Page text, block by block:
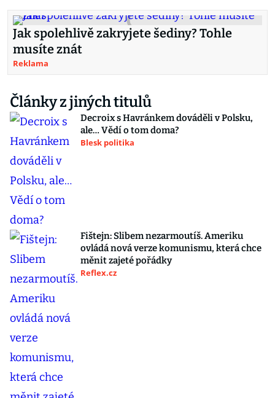
Jak spolehlivě zakryjete šediny? Tohle
musíte znát
Reklama
Články z jiných titulů
Decroix s Havránkem dováděli v Polsku,
ale… Vědí o tom doma?
Blesk politika
Fištejn: Slibem nezarmoutíš. Ameriku
ovládá nová verze komunismu, která chce
měnit zajeté pořádky
Reflex.cz